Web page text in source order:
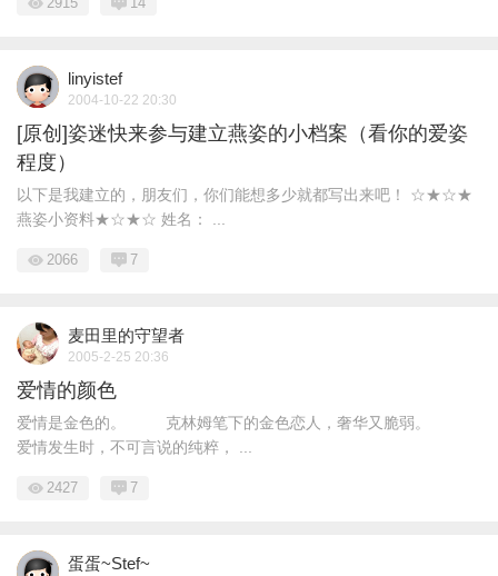
linyistef
2004-10-22 20:30
[原创]姿迷快来参与建立燕姿的小档案（看你的爱姿
程度）
以下是我建立的，朋友们，你们能想多少就都写出来吧！ ☆★☆★
燕姿小资料★☆★☆ 姓名： ...
2066 7
麦田里的守望者
2005-2-25 20:36
爱情的颜色
爱情是金色的。 克林姆笔下的金色恋人，奢华又脆弱。
爱情发生时，不可言说的纯粹， ...
2427 7
蛋蛋~Stef~